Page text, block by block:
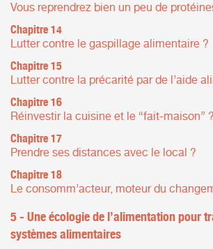
Vous reprendrez bien un peu de
Chapitre 14
Lutter contre le gaspillage alimentaire ?
Chapitre 15
Lutter contre la précarité par de l’aide
Chapitre 16
Réinvestir la cuisine et le “fait-maison” ?
Chapitre 17
Prendre ses distances avec le local ?
Chapitre 18
Le consomm’acteur, moteur du
5 - Une écologie de l’alimentation pour
systèmes alimentaires